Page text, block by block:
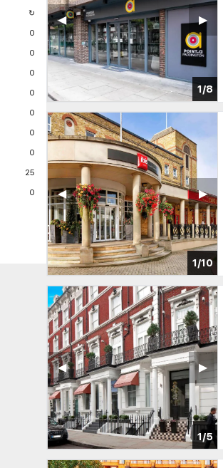
↻
0
0
0
0
0
0
0
25
0
1/8
▶︎
◀︎
1/10
▶︎
◀︎
1/5
▶︎
◀︎